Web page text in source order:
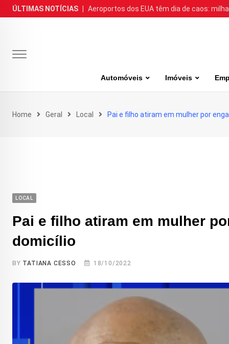
Skip
to
ÚLTIMAS NOTÍCIAS Aeroportos dos EUA têm dia de caos:
Automóveis Imóveis
Home Geral Local Pai e filho atiram em mulher por
LOCAL
Pai e filho atiram em mulher
domicílio
BY TATIANA CESSO 18/10/2022